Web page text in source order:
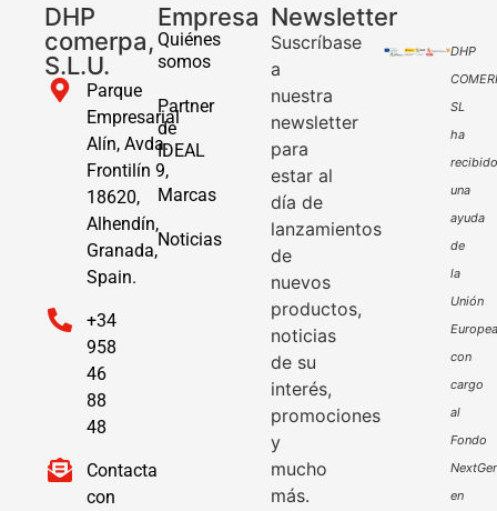
DHP
comerpa,
S.L.U.
Parque
Empresarial
Alín, Avda.
Frontilín 9,
18620,
Alhendín,
Granada,
Spain.
+34
958
46
88
48
Contacta
con
Empresa
Quiénes
somos
Partner
de
IDEAL
Marcas
Noticias
Newsletter
Suscríbase
a
nuestra
newsletter
para
estar al
día de
lanzamientos
de
nuevos
productos,
noticias
de su
interés,
promociones
y
mucho
más.
DHP
SL
ha
recibido
una
ayuda
de
la
Unión
Europea
con
cargo
al
Fondo
en